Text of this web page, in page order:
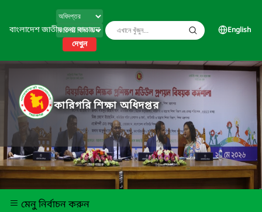
বাংলাদেশ জাতীয় তথ্য বাতায়ন
দেখুন
English
কারিগরি শিক্ষা অধিদপ্তর
মেনু নির্বাচন করুন